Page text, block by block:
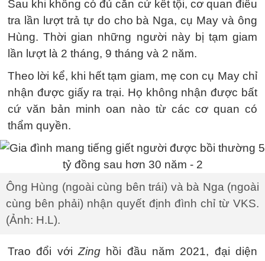
Sau khi không có đủ căn cứ kết tội, cơ quan điều
tra lần lượt trả tự do cho bà Nga, cụ May và ông
Hùng. Thời gian những người này bị tạm giam
lần lượt là 2 tháng, 9 tháng và 2 năm.
Theo lời kể, khi hết tạm giam, mẹ con cụ May chỉ
nhận được giấy ra trại. Họ không nhận được bất
cứ văn bản minh oan nào từ các cơ quan có
thẩm quyền.
Ông Hùng (ngoài cùng bên trái) và bà Nga (ngoài
cùng bên phải) nhận quyết định đình chỉ từ VKS.
(Ảnh: H.L).
Trao đổi với Zing hồi đầu năm 2021, đại diện